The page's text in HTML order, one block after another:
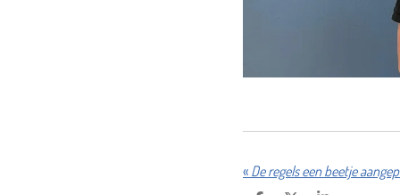
« De regels een beetje